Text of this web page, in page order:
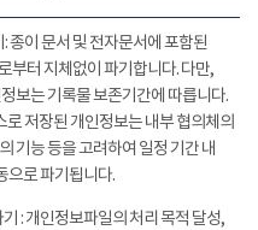
: 종이 문서 및 전자문서에 포함된
부터 지체없이 파기합니다. 다만,
보는 기록물 보존기간에 따릅니다.
저장된 개인정보는 내부 협의체의
기능 등을 고려하여 일정 기간 내
으로 파기됩니다.
: 개인정보파일의 처리 목적 달성,